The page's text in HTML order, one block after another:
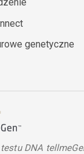
genetyczne
testu DNA